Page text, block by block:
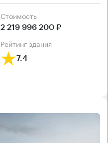
Cтоимость
2 219 996 200 ₽
рейтинг здания
7.4